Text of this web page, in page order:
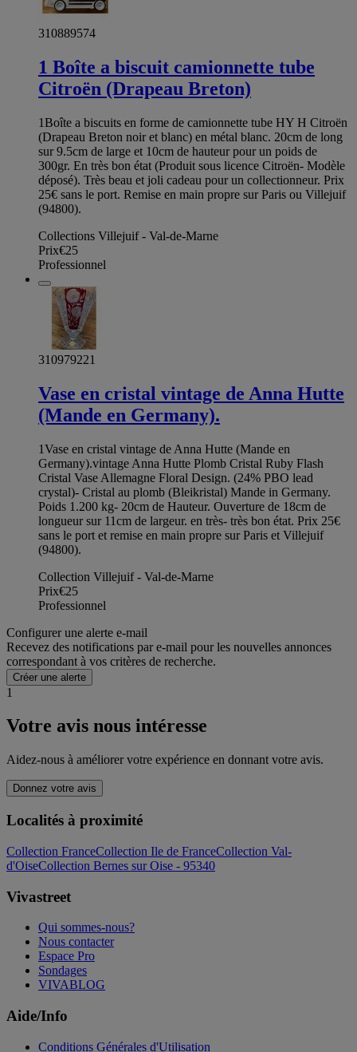
310889574
1 Boîte a biscuit camionnette tube
Citroën (Drapeau Breton)
1Boîte a biscuits en forme de camionnette tube HY H Citroën
(Drapeau Breton noir et blanc) en métal blanc. 20cm de long
sur 9.5cm de large et 10cm de hauteur pour un poids de
300gr. En très bon état (Produit sous licence Citroën- Modèle
déposé). Très beau et joli cadeau pour un collectionneur. Prix
25€ sans le port. Remise en main propre sur Paris ou Villejuif
(94800).
Collections Villejuif - Val-de-Marne
Prix€25
Professionnel
310979221
Vase en cristal vintage de Anna Hutte
(Mande en Germany).
1Vase en cristal vintage de Anna Hutte (Mande en
Germany).vintage Anna Hutte Plomb Cristal Ruby Flash
Cristal Vase Allemagne Floral Design. (24% PBO lead
crystal)- Cristal au plomb (Bleikristal) Mande in Germany.
Poids 1.200 kg- 20cm de Hauteur. Ouverture de 18cm de
longueur sur 11cm de largeur. en très- très bon état. Prix 25€
sans le port et remise en main propre sur Paris et Villejuif
(94800).
Collection Villejuif - Val-de-Marne
Prix€25
Professionnel
Configurer une alerte e-mail
Recevez des notifications par e-mail pour les nouvelles annonces
correspondant à vos critères de recherche.
Créer une alerte
1
Votre avis nous intéresse
Aidez-nous à améliorer votre expérience en donnant votre avis.
Donnez votre avis
Localités à proximité
Collection FranceCollection Ile de FranceCollection Val-
d'OiseCollection Bernes sur Oise - 95340
Vivastreet
Qui sommes-nous?
Nous contacter
Espace Pro
Sondages
VIVABLOG
Aide/Info
Conditions Générales d'Utilisation